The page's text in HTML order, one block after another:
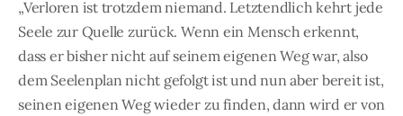
„Verloren ist trotzdem niemand. Letztendlich kehrt jede
Seele zur Quelle zurück. Wenn ein Mensch erkennt,
dass er bisher nicht auf seinem eigenen Weg war, also
dem Seelenplan nicht gefolgt ist und nun aber bereit ist,
seinen eigenen Weg wieder zu finden, dann wird er von